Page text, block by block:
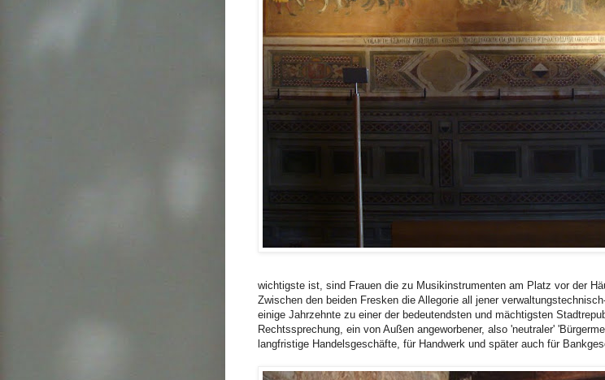
wichtigste ist, sind Frauen die zu Musikinstrumenten am Platz vor der
Zwischen den beiden Fresken die Allegorie all jener
einige Jahrzehnte zu einer der bedeutendsten und mächtigsten
Rechtssprechung, ein von Außen angeworbener, also 'neutraler'
langfristige Handelsgeschäfte, für Handwerk und später auch für